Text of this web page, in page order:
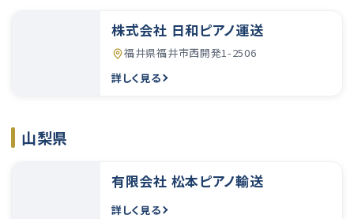
株式会社 日和ピアノ運送
福井県福井市西開発1-2506
詳しく見る
山梨県
有限会社 松本ピアノ輸送
詳しく見る